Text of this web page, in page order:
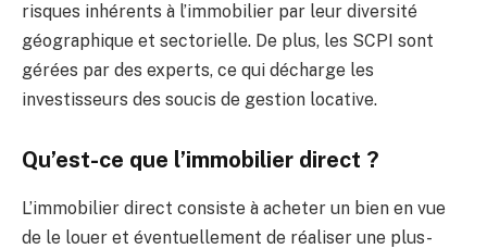
risques inhérents à l’immobilier par leur diversité
géographique et sectorielle. De plus, les SCPI sont
gérées par des experts, ce qui décharge les
investisseurs des soucis de gestion locative.
Qu’est-ce que l’immobilier direct ?
L’immobilier direct consiste à acheter un bien en vue
de le louer et éventuellement de réaliser une plus-